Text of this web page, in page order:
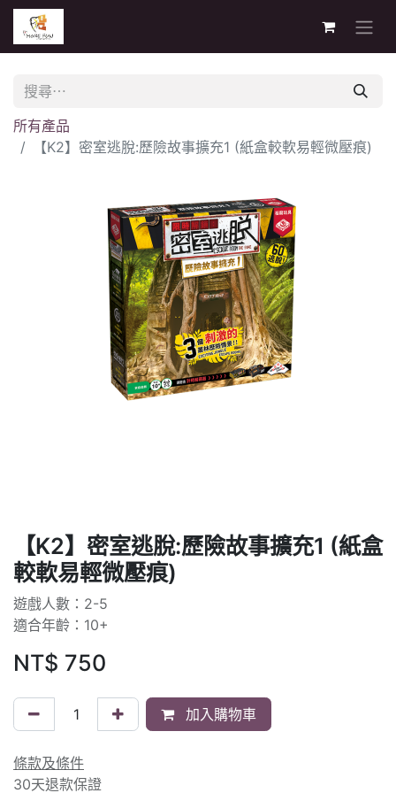
所有產品
【K2】密室逃脫:歷險故事擴充1 (紙盒較軟易輕微壓痕)
【K2】密室逃脫:歷險故事擴充1 (紙盒
較軟易輕微壓痕)
遊戲人數：2-5
適合年齡：10+
NT$ 750
加入購物車
條款及條件
30天退款保證